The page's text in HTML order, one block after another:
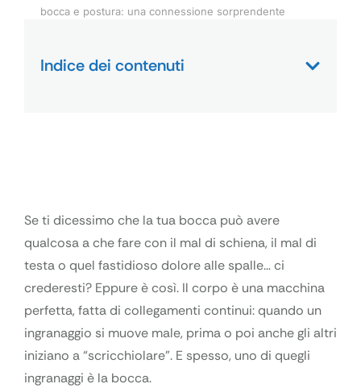
bocca e postura: una connessione sorprendente
Indice dei contenuti
Se ti dicessimo che la tua bocca può avere
qualcosa a che fare con il mal di schiena, il mal di
testa o quel fastidioso dolore alle spalle… ci
crederesti? Eppure è così. Il corpo è una macchina
perfetta, fatta di collegamenti continui: quando un
ingranaggio si muove male, prima o poi anche gli altri
iniziano a “scricchiolare”. E spesso, uno di quegli
ingranaggi è la bocca.